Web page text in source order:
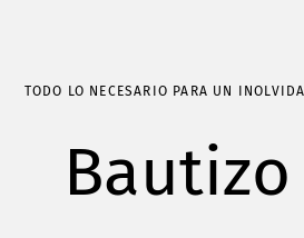
TODO LO NECESARIO PARA UN
Bautizo